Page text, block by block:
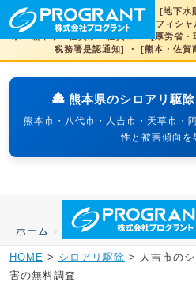
[文化財虫菌害研究所 賛助会員] ・ [地下
賛助] ・ [火の国サラマンダーズオフィシ
県・熊本市・佐賀県・佐賀市 ・ [厚労省
税務署是認通知] ・ [熊本・佐
🏯 熊本県のシロアリ駆
熊本市・八代市・人吉市・天草市・
性と被害傾向を
ホーム ›
HOME > シロアリ駆除 > 人吉市の
害の無料調査